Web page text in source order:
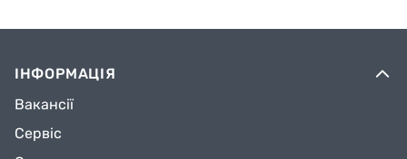
ІНФОРМАЦІЯ
Вакансії
Сервіс